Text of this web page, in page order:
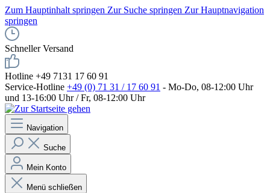
Zum Hauptinhalt springen Zur Suche springen Zur Hauptnavigation
springen
Schneller Versand
Hotline +49 7131 17 60 91
Service-Hotline +49 (0) 71 31 / 17 60 91 - Mo-Do, 08-12:00 Uhr
und 13-16:00 Uhr / Fr, 08-12:00 Uhr
Navigation
Suche
Mein Konto
Menü schließen